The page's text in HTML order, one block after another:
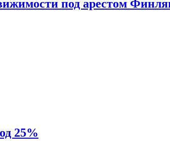
под арестом
25%